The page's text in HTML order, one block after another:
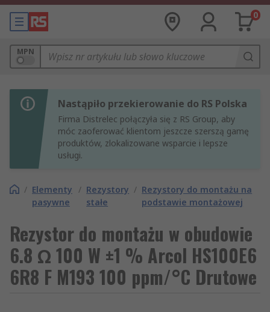
0
MPN
Nastąpiło przekierowanie do RS Polska
Firma Distrelec połączyła się z RS Group, aby
móc zaoferować klientom jeszcze szerszą gamę
produktów, zlokalizowane wsparcie i lepsze
usługi.
/ Elementy
pasywne
/ Rezystory
stałe
/ Rezystory do montażu na
podstawie montażowej
Rezystor do montażu w obudowie
6.8 Ω 100 W ±1 % Arcol HS100E6
6R8 F M193 100 ppm/°C Drutowe